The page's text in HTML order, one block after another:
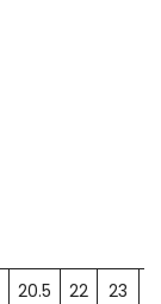
20.5 22 23